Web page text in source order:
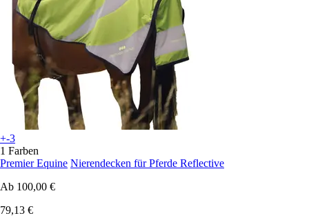
+-3
1 Farben
Premier Equine Nierendecken für Pferde Reflective
Ab 100,00 €
79,13 €